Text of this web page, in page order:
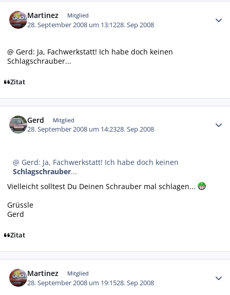
Martinez Mitglied
28. September 2008 um 13:1228. Sep 2008
@ Gerd: Ja, Fachwerkstatt! Ich habe doch keinen
Schlagschrauber...
Zitat
Gerd Mitglied
28. September 2008 um 14:2328. Sep 2008
@ Gerd: Ja, Fachwerkstatt! Ich habe doch keinen
Schlagschrauber...
Vielleicht solltest Du Deinen Schrauber mal schlagen...
Grüssle
Gerd
Zitat
Martinez Mitglied
28. September 2008 um 19:1528. Sep 2008